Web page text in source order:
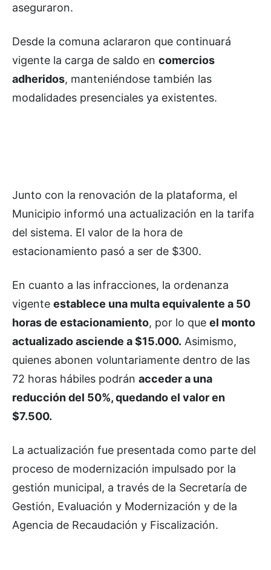
aseguraron.
Desde la comuna aclararon que continuará
vigente la carga de saldo en comercios
adheridos, manteniéndose también las
modalidades presenciales ya existentes.
Junto con la renovación de la plataforma, el
Municipio informó una actualización en la tarifa
del sistema. El valor de la hora de
estacionamiento pasó a ser de $300.
En cuanto a las infracciones, la ordenanza
vigente establece una multa equivalente a 50
horas de estacionamiento, por lo que el monto
actualizado asciende a $15.000. Asimismo,
quienes abonen voluntariamente dentro de las
72 horas hábiles podrán acceder a una
reducción del 50%, quedando el valor en
$7.500.
La actualización fue presentada como parte del
proceso de modernización impulsado por la
gestión municipal, a través de la Secretaría de
Gestión, Evaluación y Modernización y de la
Agencia de Recaudación y Fiscalización.